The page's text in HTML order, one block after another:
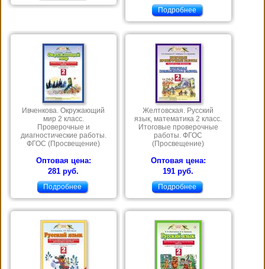
Подробнее
Ивченкова. Окружающий
мир 2 класс.
Проверочные и
диагностические работы.
ФГОС (Просвещение)
Оптовая цена:
281 руб.
Подробнее
Желтовская. Русский
язык, математика 2 класс.
Итоговые проверочные
работы. ФГОС
(Просвещение)
Оптовая цена:
191 руб.
Подробнее